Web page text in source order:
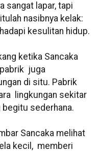
sangat lapar, tapi
nasibnya kelak:
kesulitan hidup.
ketika Sancaka
juga
di situ. Pabrik
lingkungan sekitar
sederhana.
Sancaka melihat
kecil, memberi